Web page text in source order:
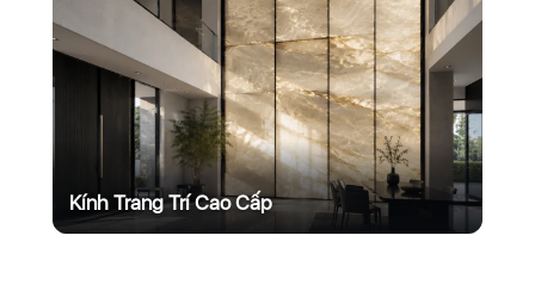
Kính Trang Trí Cao Cấp